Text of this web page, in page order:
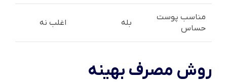
مناسب پوست
حساس
بله اغلب نه
روش مصرف بهینه